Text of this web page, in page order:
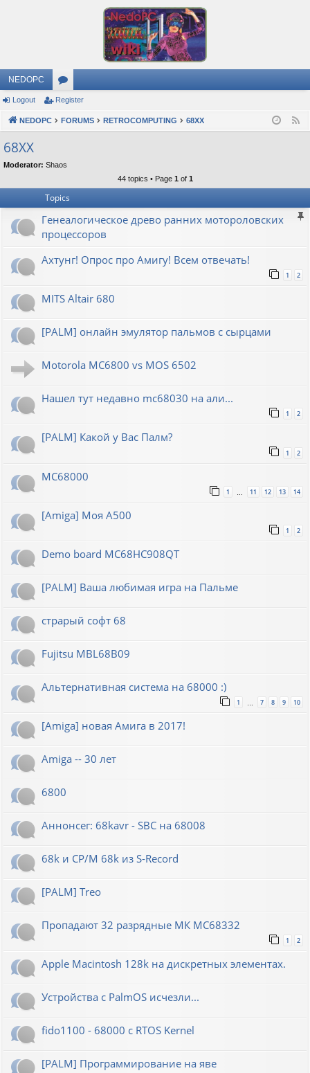
NEDOPC
or
u
s
Logout Register
NEDOPC FORUMS RETROCOMPUTING 68XX
68XX
Moderator: Shaos
44 topics • Page 1 of 1
Topics
Генеалогическое древо ранних мотороловских
процессоров
Ахтунг! Опрос про Амигу! Всем отвечать!
1 2
MITS Altair 680
[PALM] онлайн эмулятор пальмов с сырцами
Motorola MC6800 vs MOS 6502
Нашел тут недавно mc68030 на али...
1 2
[PALM] Какой у Вас Палм?
1 2
MC68000
1 11 12 13 14
[Amiga] Моя A500
1 2
Demo board MC68HC908QT
[PALM] Ваша любимая игра на Пальме
страрый софт 68
Fujitsu MBL68B09
Альтернативная система на 68000 :)
1 7 8 9 10
[Amiga] новая Амига в 2017!
Amiga -- 30 лет
6800
Аннонсег: 68kavr - SBC на 68008
68k и CP/M 68k из S-Record
[PALM] Treo
Пропадают 32 разрядные МК МС68332
1 2
Apple Macintosh 128k на дискретных элементах.
Устройства с PalmOS исчезли...
fido1100 - 68000 с RTOS Kernel
[PALM] Программирование на яве